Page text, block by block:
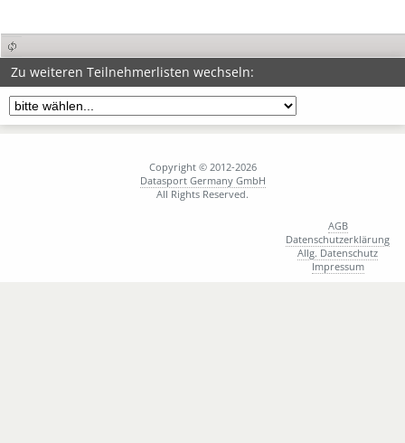
Zu weiteren Teilnehmerlisten wechseln:
Copyright © 2012-2026
Datasport Germany GmbH
All Rights Reserved.
AGB
Datenschutzerklärung
Allg. Datenschutz
Impressum